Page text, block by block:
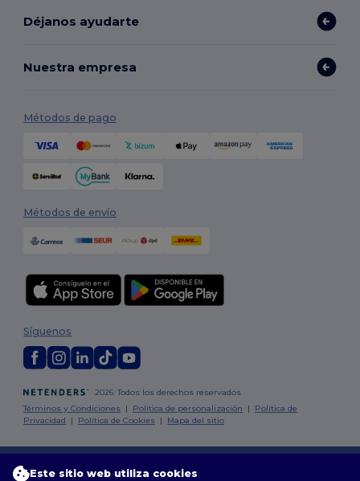
Déjanos ayudarte
Nuestra empresa
Métodos de pago
Métodos de envío
2026. Todos los derechos reservados
Términos y Condiciones | Política de personalización | Política de
Privacidad | Política de Cookies | Mapa del sitio
Síguenos
Madrid|Barcelona|Valencia|Seville|Zaragoza|Málaga|Murcia|
Palma |Bilbao| Alicante
Este sitio web utiliza cookies